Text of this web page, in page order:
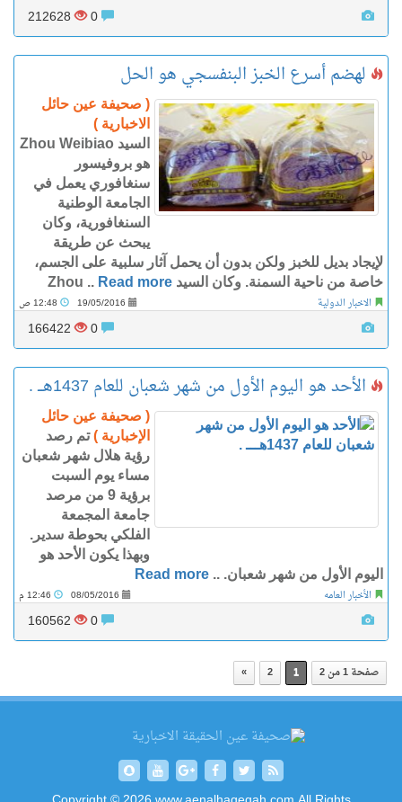
212628
لهضم أسرع الخبز البنفسجي هو الحل
( صحيفة عين حائل
الاخبارية )
السيد Zhou Weibiao
هو بروفيسور
سنغافوري يعمل في
الجامعة الوطنية
السنغافورية، وكان
يبحث عن طريقة
لإيجاد بديل للخبز ولكن بدون أن يحمل آثار سلبية على الجسم،
خاصة من ناحية السمنة. وكان السيد Zhou .. Read more
الاخبار الدولية 19/05/2016
166422
الأحد هو اليوم الأول من شهر شعبان للعام 1437هـــ .
( صحيفة عين حائل
الإخبارية )تم رصد
رؤية هلال شهر شعبان
مساء يوم السبت
برؤية 9 من مرصد
جامعة المجمعة
الفلكي بحوطة سدير.
وبهذا يكون الأحد هو
اليوم الأول من شهر شعبان. .. Read more
الأخبار العامه 08/05/2016
160562
صفحة 1 من 2 1
2
»